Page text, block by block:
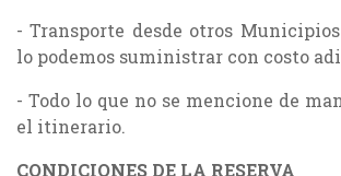
- Transporte desde otros
lo podemos suministrar con costo
- Todo lo que no se mencione de
el itinerario.
CONDICIONES DE LA RESERVA